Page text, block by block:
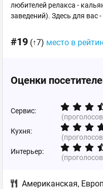
любителей релакса -
заведений). Здесь для вас
#19 (↑7) место в
Оценки
Сервис:
Кухня:
Интерьер:
Американская,